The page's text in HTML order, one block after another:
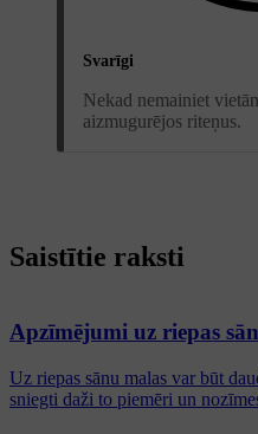
Svarīgi
Nekad nemainiet
aizmugurējos riteņus.
Saistītie raksti
Apzīmējumi uz riepas
Uz riepas sānu malas var būt
sniegti daži to piemēri un